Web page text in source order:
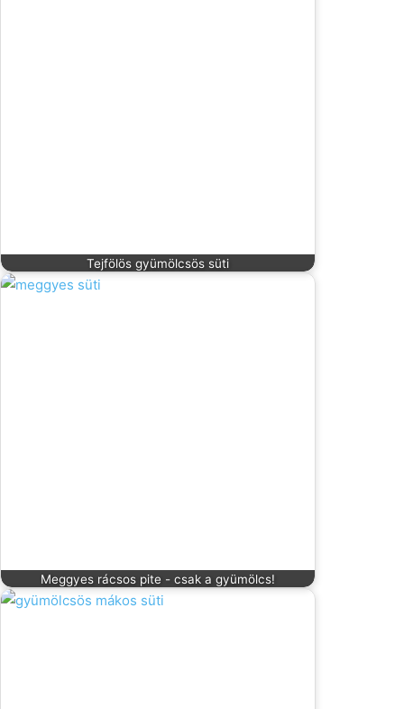
Tejfölös gyümölcsös süti
Meggyes rácsos pite - csak a gyümölcs!